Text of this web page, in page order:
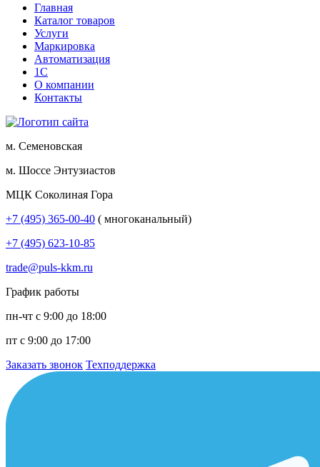
Главная
Каталог товаров
Услуги
Маркировка
Автоматизация
1С
О компании
Контакты
м. Семеновская
м. Шоссе Энтузиастов
МЦК Соколиная Гора
+7 (495) 365-00-40 ( многоканальный)
+7 (495) 623-10-85
trade@puls-kkm.ru
График работы
пн-чт с 9:00 до 18:00
пт с 9:00 до 17:00
Заказать звонок Техподдержка